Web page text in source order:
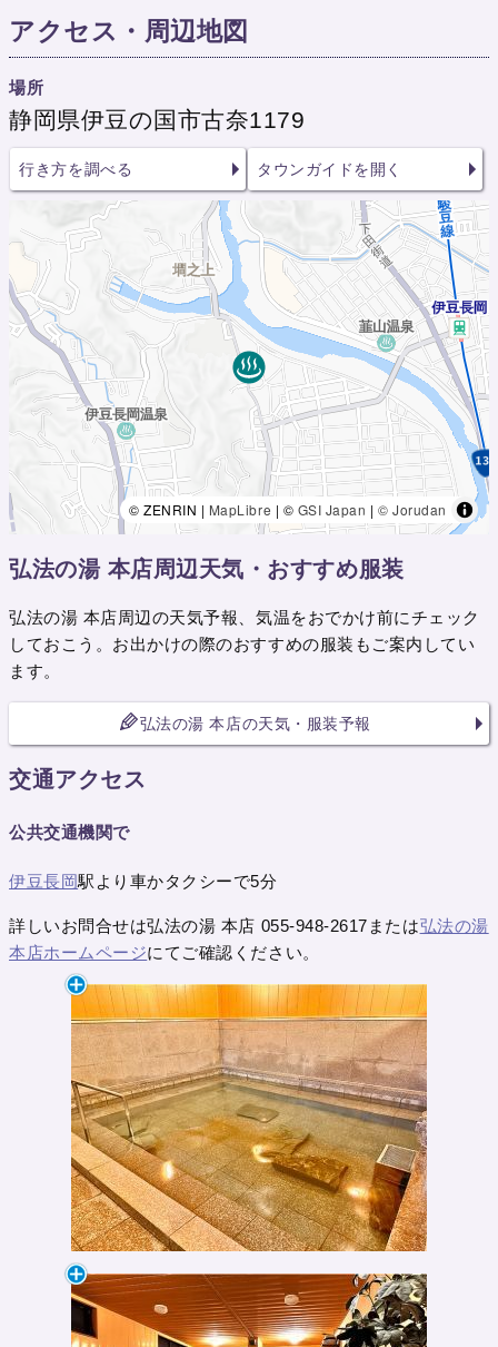
アクセス・周辺地図
場所
静岡県伊豆の国市古奈1179
行き方を調べる タウンガイドを開く
© ZENRIN | MapLibre | © GSI Japan |© Jorudan
弘法の湯 本店周辺天気・おすすめ服装
弘法の湯 本店周辺の天気予報、気温をおでかけ前にチェック
しておこう。お出かけの際のおすすめの服装もご案内してい
ます。
弘法の湯 本店の天気・服装予報
交通アクセス
公共交通機関で
伊豆長岡駅より車かタクシーで5分
詳しいお問合せは弘法の湯 本店 055-948-2617または弘法の湯
本店ホームページにてご確認ください。